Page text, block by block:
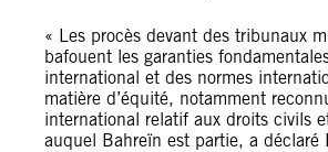
« Les procès devant des tribunaux
bafouent les garanties
international et des normes
matière d’équité, notamment
international relatif aux droits civils
auquel Bahreïn est partie, a déclaré